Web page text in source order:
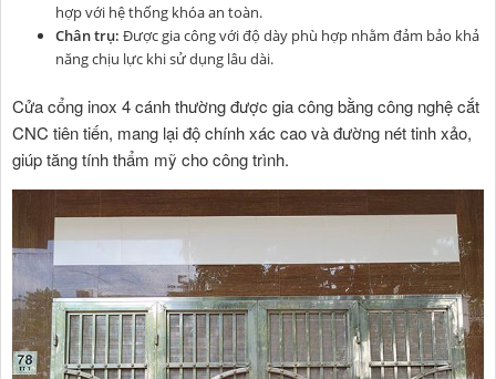
hợp với hệ thống khóa an toàn.
Chân trụ: Được gia công với độ dày phù hợp nhằm đảm bảo khả
năng chịu lực khi sử dụng lâu dài.
Cửa cổng inox 4 cánh thường được gia công bằng công nghệ cắt
CNC tiên tiến, mang lại độ chính xác cao và đường nét tinh xảo,
giúp tăng tính thẩm mỹ cho công trình.